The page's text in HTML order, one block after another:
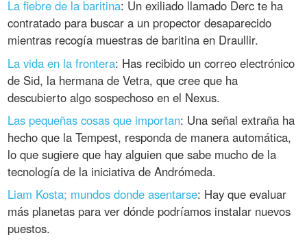
La fiebre de la baritina: Un exiliado llamado Derc te ha
contratado para buscar a un propector desaparecido
mientras recogía muestras de baritina en Draullir.
La vida en la frontera: Has recibido un correo electrónico
de Sid, la hermana de Vetra, que cree que ha
descubierto algo sospechoso en el Nexus.
Las pequeñas cosas que importan: Una señal extraña ha
hecho que la Tempest, responda de manera automática,
lo que sugiere que hay alguien que sabe mucho de la
tecnología de la iniciativa de Andrómeda.
Liam Kosta; mundos donde asentarse: Hay que evaluar
más planetas para ver dónde podríamos instalar nuevos
puestos.